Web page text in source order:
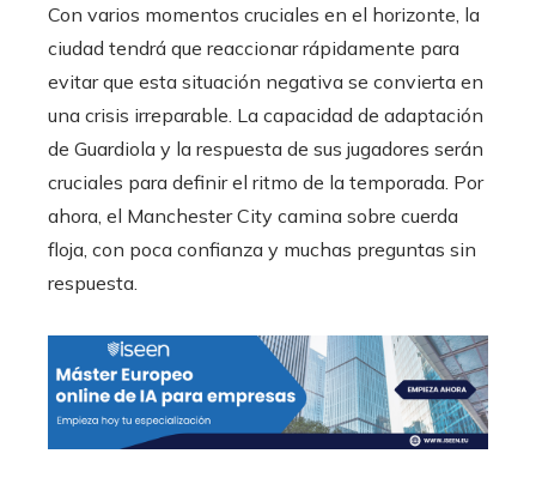
Con varios momentos cruciales en el horizonte, la
ciudad tendrá que reaccionar rápidamente para
evitar que esta situación negativa se convierta en
una crisis irreparable. La capacidad de adaptación
de Guardiola y la respuesta de sus jugadores serán
cruciales para definir el ritmo de la temporada. Por
ahora, el Manchester City camina sobre cuerda
floja, con poca confianza y muchas preguntas sin
respuesta.